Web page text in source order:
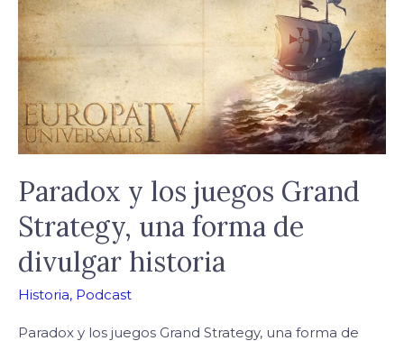
Paradox y los juegos Grand
Strategy, una forma de
divulgar historia
Historia, Podcast
Paradox y los juegos Grand Strategy, una forma de
los
juegos
Grand
Strategy,
una
forma
de
divulgar
historia